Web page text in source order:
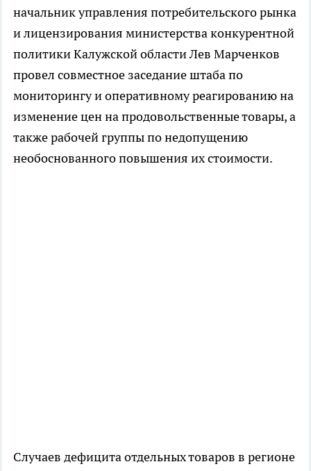
начальник управления потребительского рынка
и лицензирования министерства конкурентной
политики Калужской области Лев Марченков
провел совместное заседание штаба по
мониторингу и оперативному реагированию на
изменение цен на продовольственные товары, а
также рабочей группы по недопущению
необоснованного повышения их стоимости.
Случаев дефицита отдельных товаров в регионе